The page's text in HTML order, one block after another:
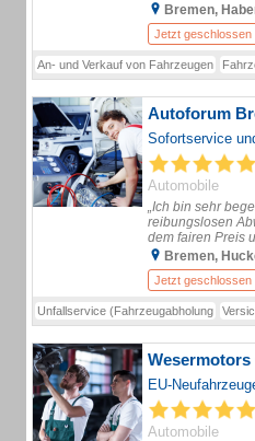
Bremen,
Jetzt geschlossen
An- und Verkauf von Fahrzeugen
Autoforum
Automobile
„Ich bin sehr
reibungslosen
dem fairen Preis
Bremen,
Jetzt geschlossen
Unfallservice (Fahrzeugabholung
Automobile